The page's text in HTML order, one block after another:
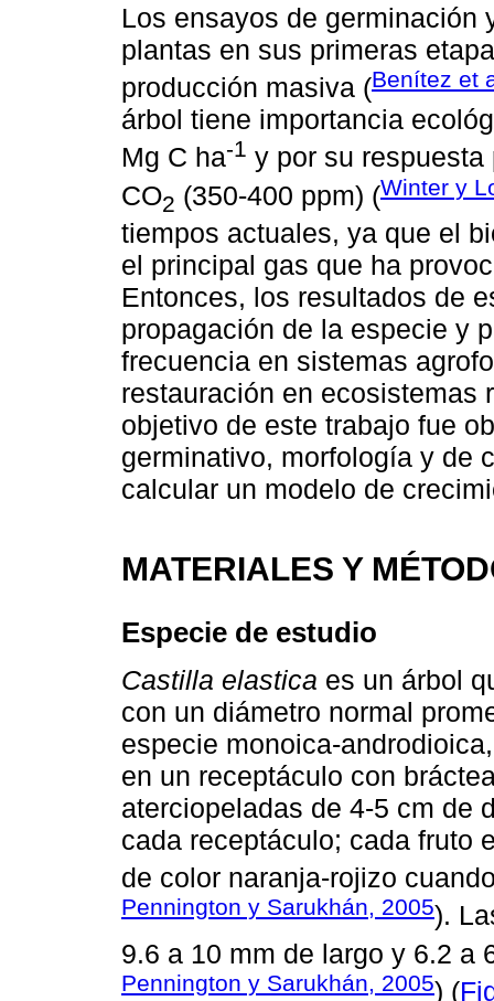
Los ensayos de germinación
plantas en sus primeras
producción masiva (Benítez et
árbol tiene importancia
Mg C ha-1 y por su
CO2 (350-400 ppm) (Winter y
tiempos actuales, ya que el
el principal gas que ha
Entonces, los resultados de
propagación de la especie y
frecuencia en sistemas
restauración en ecosistemas
objetivo de este trabajo fue
germinativo, morfología y de
calcular un modelo de
MATERIALES Y
Especie de estudio
Castilla elastica es un árbol
con un diámetro normal
especie monoica-
en un receptáculo con
aterciopeladas de 4-5 cm de
cada receptáculo; cada fruto
de color naranja-rojizo
Pennington y Sarukhán, 2005).
9.6 a 10 mm de largo y 6.2 a
Pennington y Sarukhán, 2005) (